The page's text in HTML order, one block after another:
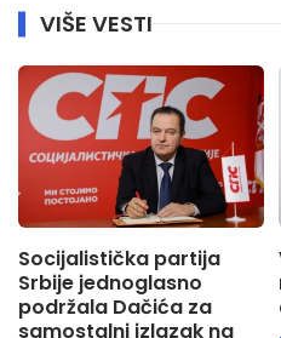
VIŠE VESTI
Socijalistička partija
Srbije jednoglasno
podržala Dačića za
samostalni izlazak na